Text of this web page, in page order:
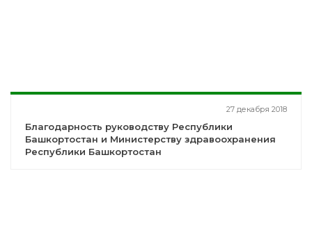
27 декабря 2018
Благодарность руководству Республики
Башкортостан и Министерству здравоохранения
Республики Башкортостан